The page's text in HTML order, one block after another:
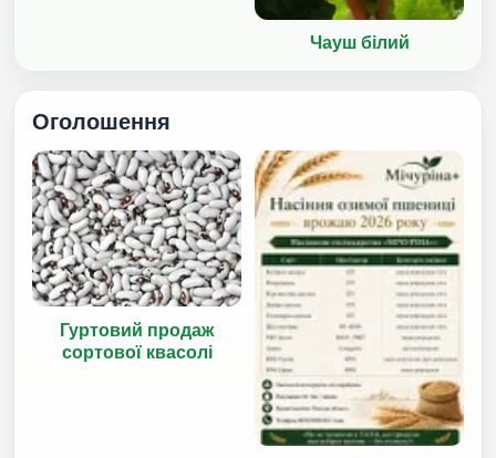
Чауш білий
Оголошення
Гуртовий продаж
сортової квасолі